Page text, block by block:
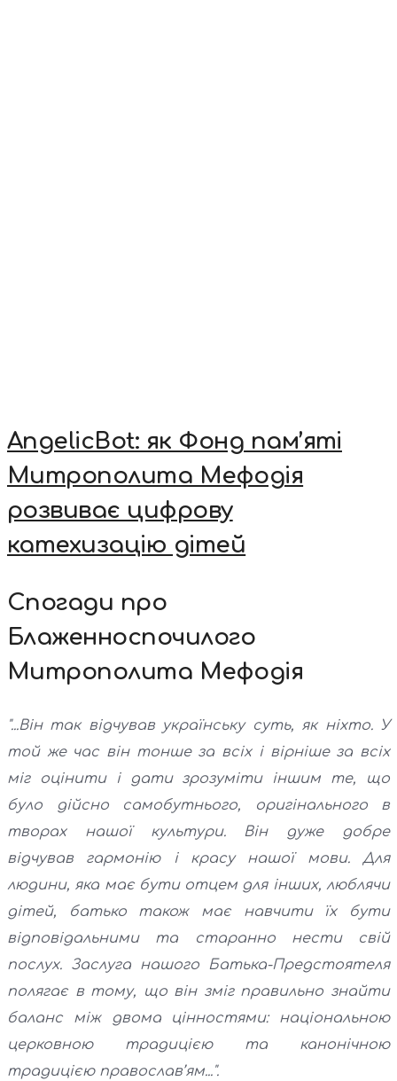
AngelicBot: як Фонд пам’яті
Митрополита Мефодія
розвиває цифрову
катехизацію дітей
Спогади про
Блаженноспочилого
Митрополита Мефодія
"...Він так відчував українську суть, як ніхто. У
той же час він тонше за всіх і вірніше за всіх
міг оцінити і дати зрозуміти іншим те, що
було дійсно самобутнього, оригінального в
творах нашої культури. Він дуже добре
відчував гармонію і красу нашої мови. Для
людини, яка має бути отцем для інших, люблячи
дітей, батько також має навчити їх бути
відповідальними та старанно нести свій
послух. Заслуга нашого Батька-Предстоятеля
полягає в тому, що він зміг правильно знайти
баланс між двома цінностями: національною
церковною традицією та канонічною
традицією православ’ям...".